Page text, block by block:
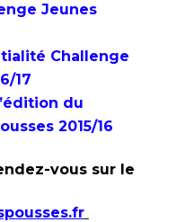
Jeunes
Challenge
17
du
2015/16
vous sur le